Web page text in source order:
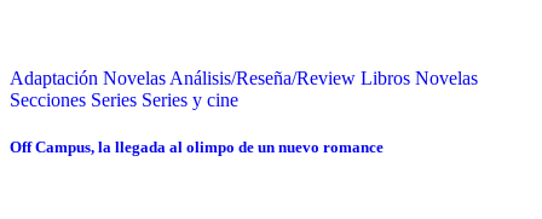
Adaptación Novelas Análisis/Reseña/Review Libros Novelas
Secciones Series Series y cine
Off Campus, la llegada al olimpo de un nuevo romance